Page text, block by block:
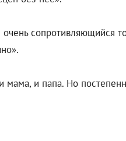
сопротивляющийся
и папа. Но